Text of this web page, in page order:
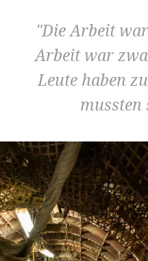
Die Arbeit
Arbeit war
Leute haben
mussten